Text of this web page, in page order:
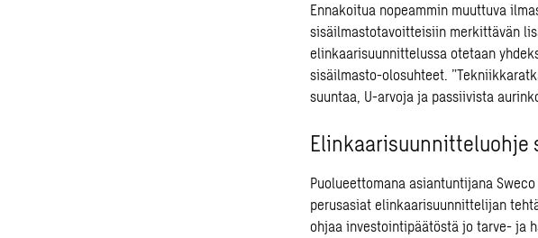
Ennakoitua nopeammin muuttuva
sisäilmastotavoitteisiin merkittävän
elinkaarisuunnittelussa otetaan
sisäilmasto-olosuhteet.
suuntaa, U-arvoja ja passiivista
Elinkaarisuunnitteluohje
Puolueettomana asiantuntijana
perusasiat elinkaarisuunnittelijan
ohjaa investointipäätöstä jo tarve- ja